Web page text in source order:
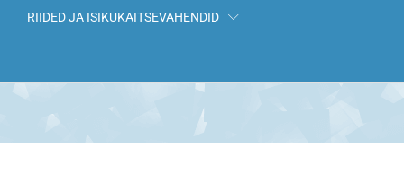
RIIDED JA ISIKUKAITSEVAHENDID